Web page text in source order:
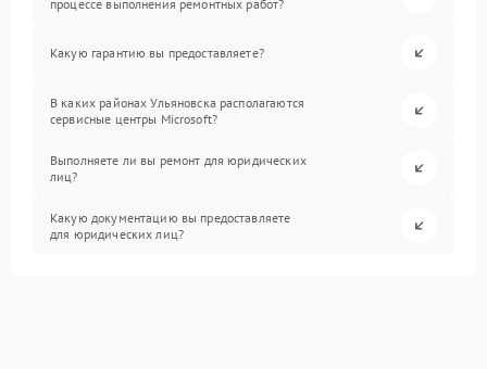
процессе выполнения ремонтных работ?
Какую гарантию вы предоставляете?
В каких районах Ульяновска располагаются
сервисные центры Microsoft?
Выполняете ли вы ремонт для юридических
лиц?
Какую документацию вы предоставляете
для юридических лиц?